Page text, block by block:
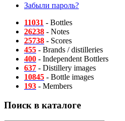
Забыли пароль?
11031 - Bottles
26238 - Notes
25738 - Scores
455 - Brands / distilleries
400 - Independent Bottlers
637 - Distillery images
10845 - Bottle images
193 - Members
Поиск в каталоге